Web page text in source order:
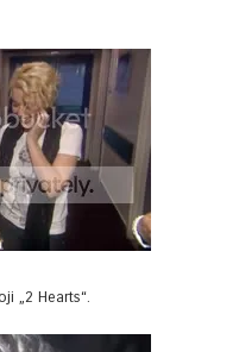
„2 Hearts“.